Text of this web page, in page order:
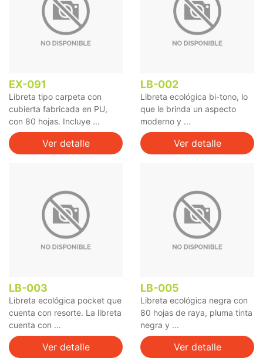
EX-091
Libreta tipo carpeta con
cubierta fabricada en PU,
con 80 hojas. Incluye ...
Ver detalle
LB-002
Libreta ecológica bi-tono, lo
que le brinda un aspecto
moderno y ...
Ver detalle
LB-003
Libreta ecológica pocket que
cuenta con resorte. La libreta
cuenta con ...
Ver detalle
LB-005
Libreta ecológica negra con
80 hojas de raya, pluma tinta
negra y ...
Ver detalle